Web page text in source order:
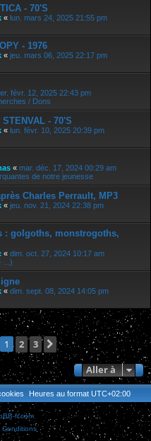
- 70'S
« lun. mars 24, 2025 21:55 pm
- 1976
« jeu. mars 06, 2025 22:17 pm
févr. 12, 2025 22:43 pm
/ Dons
- 70'S
« lun. févr. 10, 2025 20:39 pm
« mar. déc. 17, 2024 00:29 am
de notre jeunesse
Charles Perrault, MP3
« jeu. nov. 21, 2024 22:38 pm
: golgoths, monstrogoths,
« dim. oct. 27, 2024 10:17 am
...)
« dim. sept. 08, 2024 14:05 pm
1 2 3
Suivante
Aller à
Heures au format UTC+02:00
fr.com
Conditions